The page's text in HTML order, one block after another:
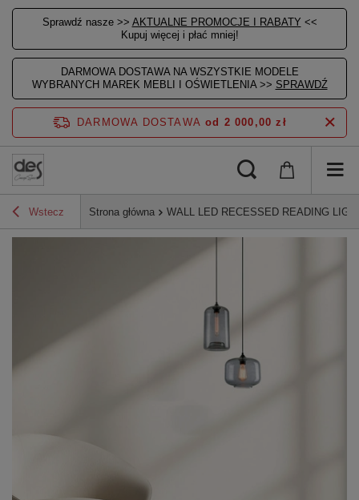
Sprawdź nasze >> AKTUALNE PROMOCJE I RABATY <<
Kupuj więcej i płać mniej!
DARMOWA DOSTAWA NA WSZYSTKIE MODELE
WYBRANYCH MAREK MEBLI I OŚWIETLENIA >> SPRAWDŹ
DARMOWA DOSTAWA od 2 000,00 zł
Wstecz Strona główna WALL LED RECESSED READING